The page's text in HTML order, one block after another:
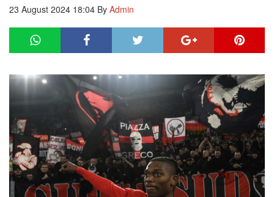
23 August 2024 18:04 By Admin